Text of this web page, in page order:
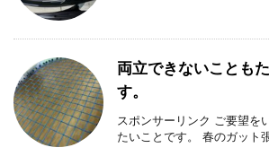
両立できないことも
す。
スポンサーリンク ご要望を
たいことです。 春のガット